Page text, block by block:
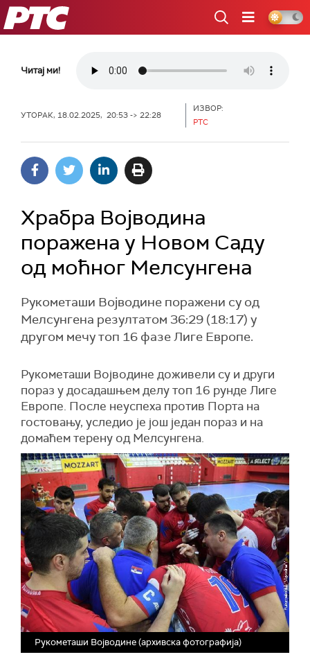
РТС
Читај ми!
УТОРАК, 18.02.2025, 20:53 -> 22:28
ИЗВОР:
РТС
Храбра Војводина
поражена у Новом Саду
од моћног Мелсунгена
Рукометаши Војводине поражени су од
Мелсунгена резултатом 36:29 (18:17) у
другом мечу топ 16 фазе Лиге Европе.
Рукометаши Војводине доживели су и други
пораз у досадашњем делу топ 16 рунде Лиге
Европе. После неуспеха против Порта на
гостовању, уследио је још један пораз и на
домаћем терену од Мелсунгена.
Рукометаши Војводине (архивска фотографија)